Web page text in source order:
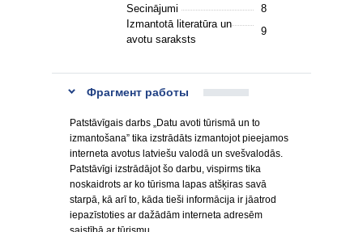
Secinājumi
8
Izmantotā literatūra un
avotu saraksts
9
Фрагмент работы
Patstāvīgais darbs „Datu avoti tūrismā un to
izmantošana” tika izstrādāts izmantojot pieejamos
interneta avotus latviešu valodā un svešvalodās.
Patstāvīgi izstrādājot šo darbu, vispirms tika
noskaidrots ar ko tūrisma lapas atšķiras savā
starpā, kā arī to, kāda tieši informācija ir jāatrod
iepazīstoties ar dažādām interneta adresēm